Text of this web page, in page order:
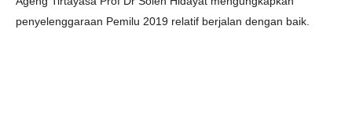
penyelenggaraan Pemilu 2019 relatif berjalan dengan baik.